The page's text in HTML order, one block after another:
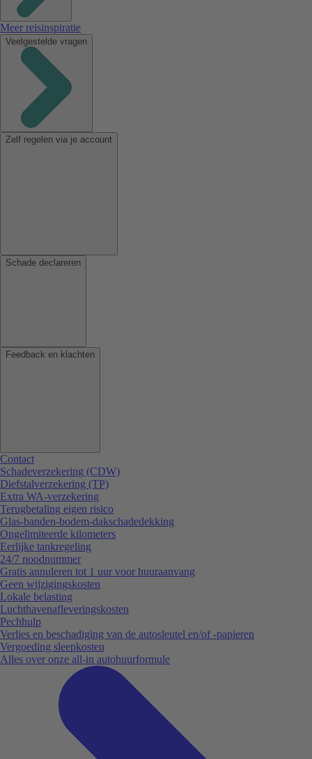
Meer reisinspiratie
Veelgestelde vragen
Zelf regelen via je account
Schade declareren
Feedback en klachten
Contact
Schadeverzekering (CDW)
Diefstalverzekering (TP)
Extra WA-verzekering
Terugbetaling eigen risico
Glas-banden-bodem-dakschadedekking
Ongelimiteerde kilometers
Eerlijke tankregeling
24/7 noodnummer
Gratis annuleren tot 1 uur voor huuraanvang
Geen wijzigingskosten
Lokale belasting
Luchthavenafleveringskosten
Pechhulp
Verlies en beschadiging van de autosleutel en/of -papieren
Vergoeding sleepkosten
Alles over onze all-in autohuurformule